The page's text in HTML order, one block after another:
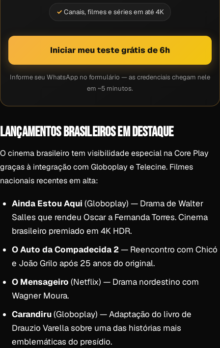
Canais, filmes e séries em até 4K
Iniciar meu teste grátis de 6h
Informe seu WhatsApp no formulário — as credenciais chegam nele
em ~5 minutos.
LANÇAMENTOS BRASILEIROS EM DESTAQUE
O cinema brasileiro tem visibilidade especial na Core Play
graças à integração com Globoplay e Telecine. Filmes
nacionais recentes em alta:
Ainda Estou Aqui (Globoplay) — Drama de Walter
Salles que rendeu Oscar a Fernanda Torres. Cinema
brasileiro premiado em 4K HDR.
O Auto da Compadecida 2— Reencontro com Chicó
e João Grilo após 25 anos do original.
O Mensageiro (Netflix) — Drama nordestino com
Wagner Moura.
Carandiru(Globoplay) — Adaptação do livro de
Drauzio Varella sobre uma das histórias mais
emblemáticas do presídio.